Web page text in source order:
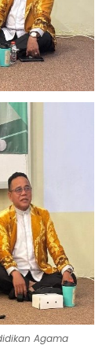
Agama